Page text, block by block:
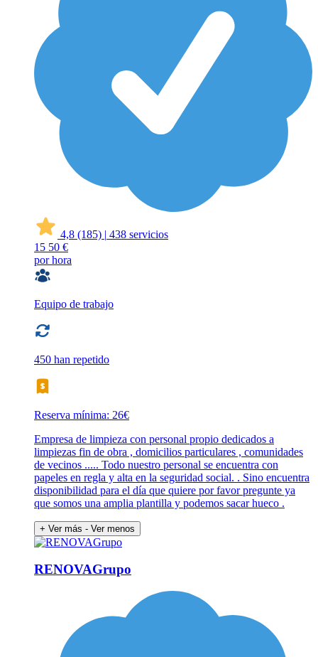
4,8 (185) | 438 servicios
15 50 €
por hora
Equipo de trabajo
450 han repetido
Reserva mínima: 26€
Empresa de limpieza con personal propio dedicados a
limpiezas fin de obra , domicilios particulares , comunidades
de vecinos ..... Todo nuestro personal se encuentra con
papeles en regla y alta en la seguridad social. . Sino encuentra
disponibilidad para el día que quiere por favor pregunte ya
que somos una amplia plantilla y podemos sacar hueco .
+ Ver más - Ver menos
RENOVAGrupo